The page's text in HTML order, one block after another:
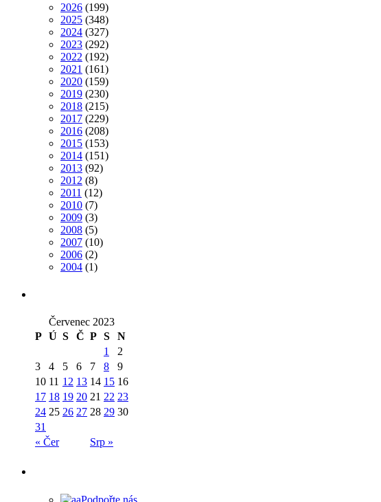
2026 (199)
2025 (348)
2024 (327)
2023 (292)
2022 (192)
2021 (161)
2020 (159)
2019 (230)
2018 (215)
2017 (229)
2016 (208)
2015 (153)
2014 (151)
2013 (92)
2012 (8)
2011 (12)
2010 (7)
2009 (3)
2008 (5)
2007 (10)
2006 (2)
2004 (1)
Červenec 2023
P Ú S Č P S N
« Čer Srp »
1
2
3
4 5 6 7 8
9
10 11 12 13 14 15 16
17 18 19 20 21 22 23
24 25 26 27 28 29 30
31